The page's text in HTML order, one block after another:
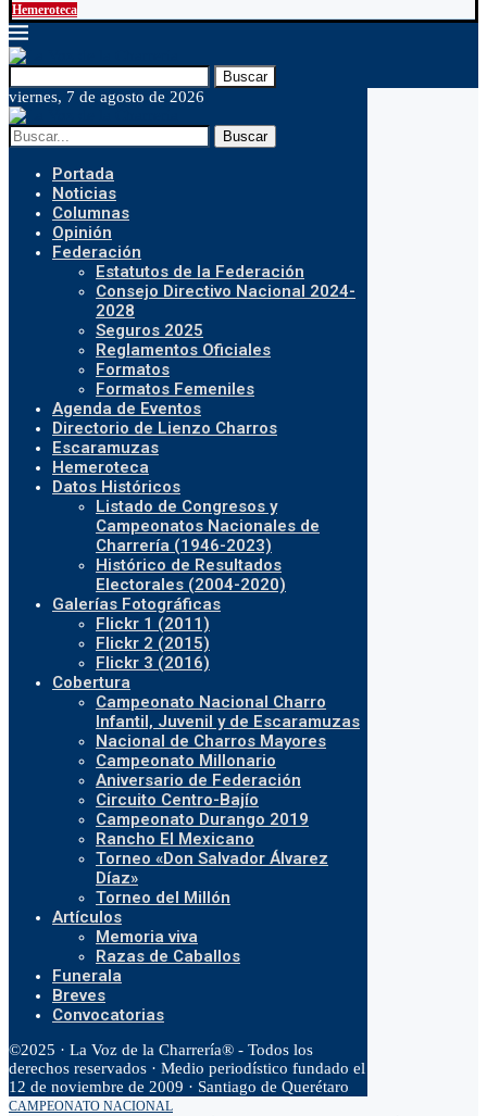
Hemeroteca
Buscar
viernes, 7 de agosto de 2026
Buscar
Portada
Noticias
Columnas
Opinión
Federación
Estatutos de la Federación
Consejo Directivo Nacional 2024-
2028
Seguros 2025
Reglamentos Oficiales
Formatos
Formatos Femeniles
Agenda de Eventos
Directorio de Lienzo Charros
Escaramuzas
Hemeroteca
Datos Históricos
Listado de Congresos y
Campeonatos Nacionales de
Charrería (1946-2023)
Histórico de Resultados
Electorales (2004-2020)
Galerías Fotográficas
Flickr 1 (2011)
Flickr 2 (2015)
Flickr 3 (2016)
Cobertura
Campeonato Nacional Charro
Infantil, Juvenil y de Escaramuzas
Nacional de Charros Mayores
Campeonato Millonario
Aniversario de Federación
Circuito Centro-Bajío
Campeonato Durango 2019
Rancho El Mexicano
Torneo «Don Salvador Álvarez
Díaz»
Torneo del Millón
Artículos
Memoria viva
Razas de Caballos
Funerala
Breves
Convocatorias
©2025 · La Voz de la Charrería® - Todos los
derechos reservados · Medio periodístico fundado el
12 de noviembre de 2009 · Santiago de Querétaro
CAMPEONATO NACIONAL